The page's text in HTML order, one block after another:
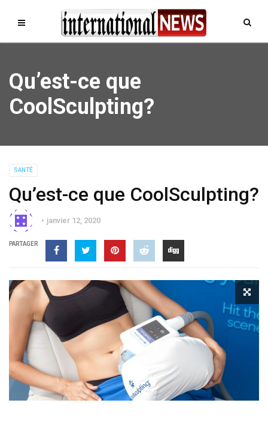
Qu’est-ce que
CoolSculpting?
SANTÉ
Qu’est-ce que CoolSculpting?
janvier 12, 2020
PARTAGER